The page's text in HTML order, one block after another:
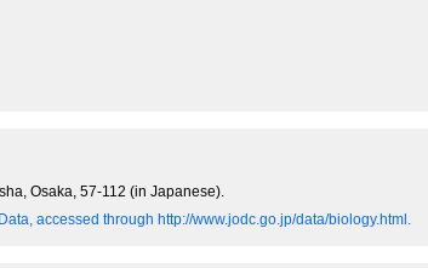
Osaka, 57-112 (in Japanese).
accessed through http://www.jodc.go.jp/data/biology.html.